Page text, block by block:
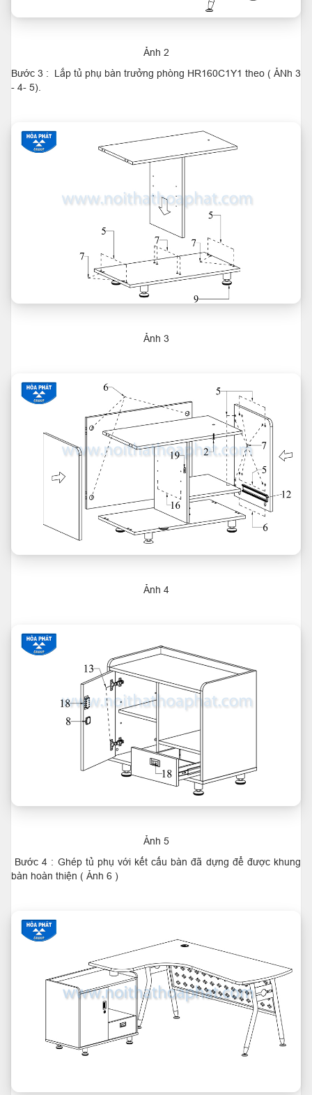
Ảnh 2
Bước 3 : Lắp tủ phụ bàn trưởng phòng HR160C1Y1 theo ( ẢNh 3
- 4- 5).
Ảnh 3
Ảnh 4
Ảnh 5
Bước 4 : Ghép tủ phụ với kết cấu bàn đã dựng để được khung
bàn hoàn thiện ( Ảnh 6 )